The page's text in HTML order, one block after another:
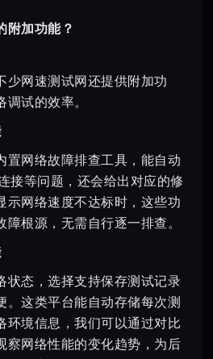
附加功能？
少网速测试网还提供附加功
试的效率。
置网络故障排查工具，能自动
接等问题，还会给出对应的修
示网络速度不达标时，这些功
根源，无需自行逐一排查。
状态，选择支持保存测试记录
。这类平台能自动存储每次测
环境信息，我们可以通过对比
察网络性能的变化趋势，为后